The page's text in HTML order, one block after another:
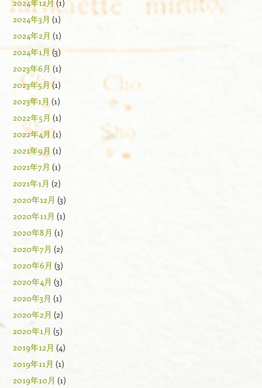
2024年12月 (1)
2024年3月 (1)
2024年2月 (1)
2024年1月 (3)
2023年6月 (1)
2023年5月 (1)
2023年1月(1)
2022年5月 (1)
2022年4月(1)
2021年9月 (1)
2021年7月 (1)
2021年1月 (2)
2020年12月 (3)
2020年11月 (1)
2020年8月 (1)
2020年7月 (2)
2020年6月 (3)
2020年4月 (3)
2020年3月 (1)
2020年2月 (2)
2020年1月 (5)
2019年12月 (4)
2019年11月 (1)
2019年10月 (1)